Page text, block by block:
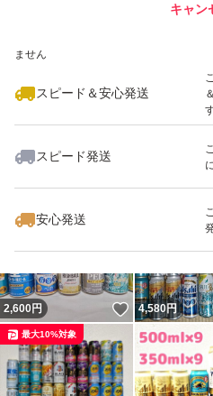
ません
スピード＆安心発送
スピード発送
安心発送
キャン
2,600円 いいね！
4,580円
最大10%対象